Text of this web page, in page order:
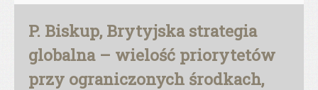
P. Biskup, Brytyjska strategia
globalna – wielość priorytetów
przy ograniczonych środkach,